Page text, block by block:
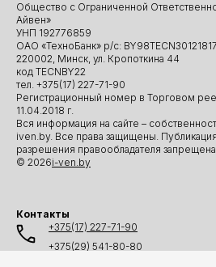
Общество с Ограниченной
Айвен»
УНП 192776859
ОАО «ТехноБанк» р/с:
220002, Минск, ул. Кропоткина 44
код TECNBY22
тел. +375(17) 227-71-90
Регистрационный номер в Торговом
11.04.2018 г.
Вся информация на сайте –
iven.by. Все права защищены.
разрешения правообладателя
© 2026i-ven.by
Контакты
+375(17) 227-71-90
+375(29) 541-80-80